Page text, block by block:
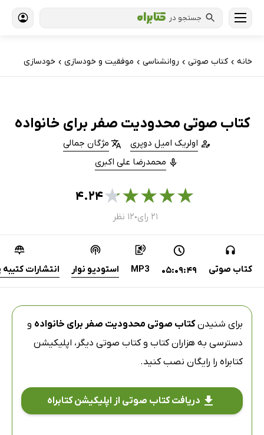
جستجو در
خانه › کتاب‌ صوتی › روانشناسی › موفقیت و خودسازی › خودسازی
کتاب صوتی محدودیت صفر برای خانواده
اولریک امیل دوپری
مژگان جمالی
محمدرضا علی اکبری
★
★
★
★
★۴.۲۴
۲۱ رای ● ۱۲ نظر
کتاب صوتی 05:09:49
MP3 استودیو نوار انتشارات
برای شنیدنکتاب صوتی محدودیت صفر برای خانواده و
دسترسی به هزاران کتاب و کتاب صوتی دیگر، اپلیکیشن
کتابراه را رایگان نصب کنید.
دریافت کتاب صوتی از اپلیکیشن کتابراه